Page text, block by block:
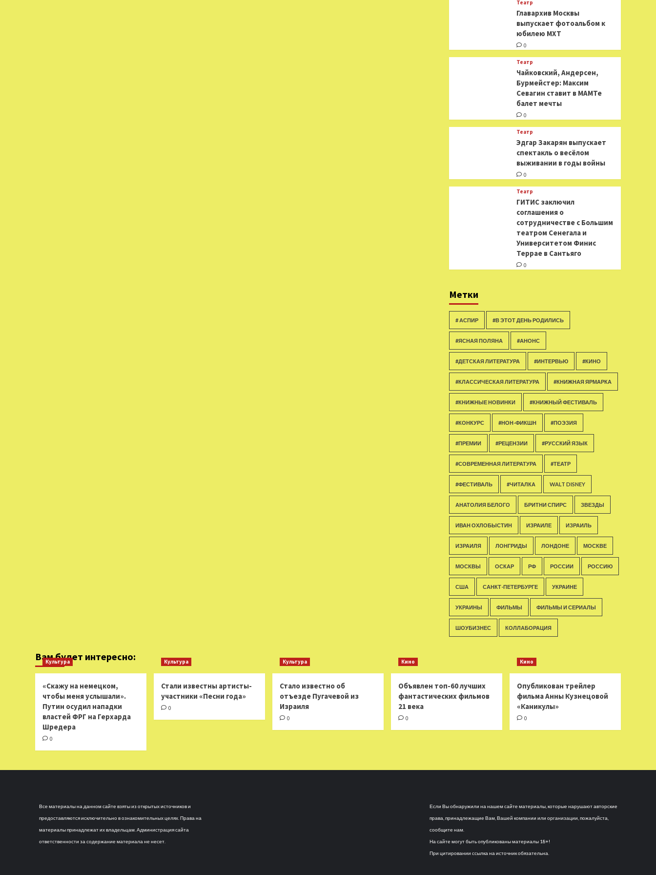
Театр
​​Главархив Москвы
выпускает фотоальбом к
юбилею МХТ
0
Театр
​​Чайковский, Андерсен,
Бурмейстер: Максим
Севагин ставит в МАМТе
балет мечты
0
Театр
Эдгар Закарян выпускает
спектакль о весёлом
выживании в годы войны
0
Театр
ГИТИС заключил
соглашения о
сотрудничестве с Большим
театром Сенегала и
Университетом Финис
Террае в Сантьяго
0
Метки
# АСПИР #В ЭТОТ ДЕНЬ РОДИЛИСЬ
#ЯСНАЯ ПОЛЯНА #АНОНС
#ДЕТСКАЯ ЛИТЕРАТУРА #ИНТЕРВЬЮ #КИНО
#КЛАССИЧЕСКАЯ ЛИТЕРАТУРА #КНИЖНАЯ ЯРМАРКА
#КНИЖНЫЕ НОВИНКИ #КНИЖНЫЙ ФЕСТИВАЛЬ
#КОНКУРС #НОН-ФИКШН #ПОЭЗИЯ
#ПРЕМИИ #РЕЦЕНЗИИ #РУССКИЙ ЯЗЫК
#СОВРЕМЕННАЯ ЛИТЕРАТУРА #ТЕАТР
#ФЕСТИВАЛЬ #ЧИТАЛКА WALT DISNEY
АНАТОЛИЯ БЕЛОГО БРИТНИ СПИРС ЗВЕЗДЫ
ИВАН ОХЛОБЫСТИН ИЗРАИЛЕ ИЗРАИЛЬ
ИЗРАИЛЯ ЛОНГРИДЫ ЛОНДОНЕ МОСКВЕ
МОСКВЫ ОСКАР РФ РОССИИ РОССИЮ
США САНКТ-ПЕТЕРБУРГЕ УКРАИНЕ
УКРАИНЫ ФИЛЬМЫ ФИЛЬМЫ И СЕРИАЛЫ
ШОУБИЗНЕС КОЛЛАБОРАЦИЯ
Вам будет интересно:
Культура
«Скажу на немецком,
чтобы меня услышали».
Путин осудил нападки
властей ФРГ на Герхарда
Шредера
0
Культура
Стали известны артисты-
участники «Песни года»
0
Культура
Стало известно об
отъезде Пугачевой из
Израиля
0
Кино
Объявлен топ-60 лучших
фантастических фильмов
21 века
0
Кино
Опубликован трейлер
фильма Анны Кузнецовой
«Каникулы»
0
Все материалы на данном сайте взяты из открытых источников и
предоставляются исключительно в ознакомительных целях. Права на
материалы принадлежат их владельцам. Администрация сайта
ответственности за содержание материала не несет.
Если Вы обнаружили на нашем сайте материалы, которые нарушают авторские
права, принадлежащие Вам, Вашей компании или организации, пожалуйста,
сообщите нам.
На сайте могут быть опубликованы материалы 18+!
При цитировании ссылка на источник обязательна.